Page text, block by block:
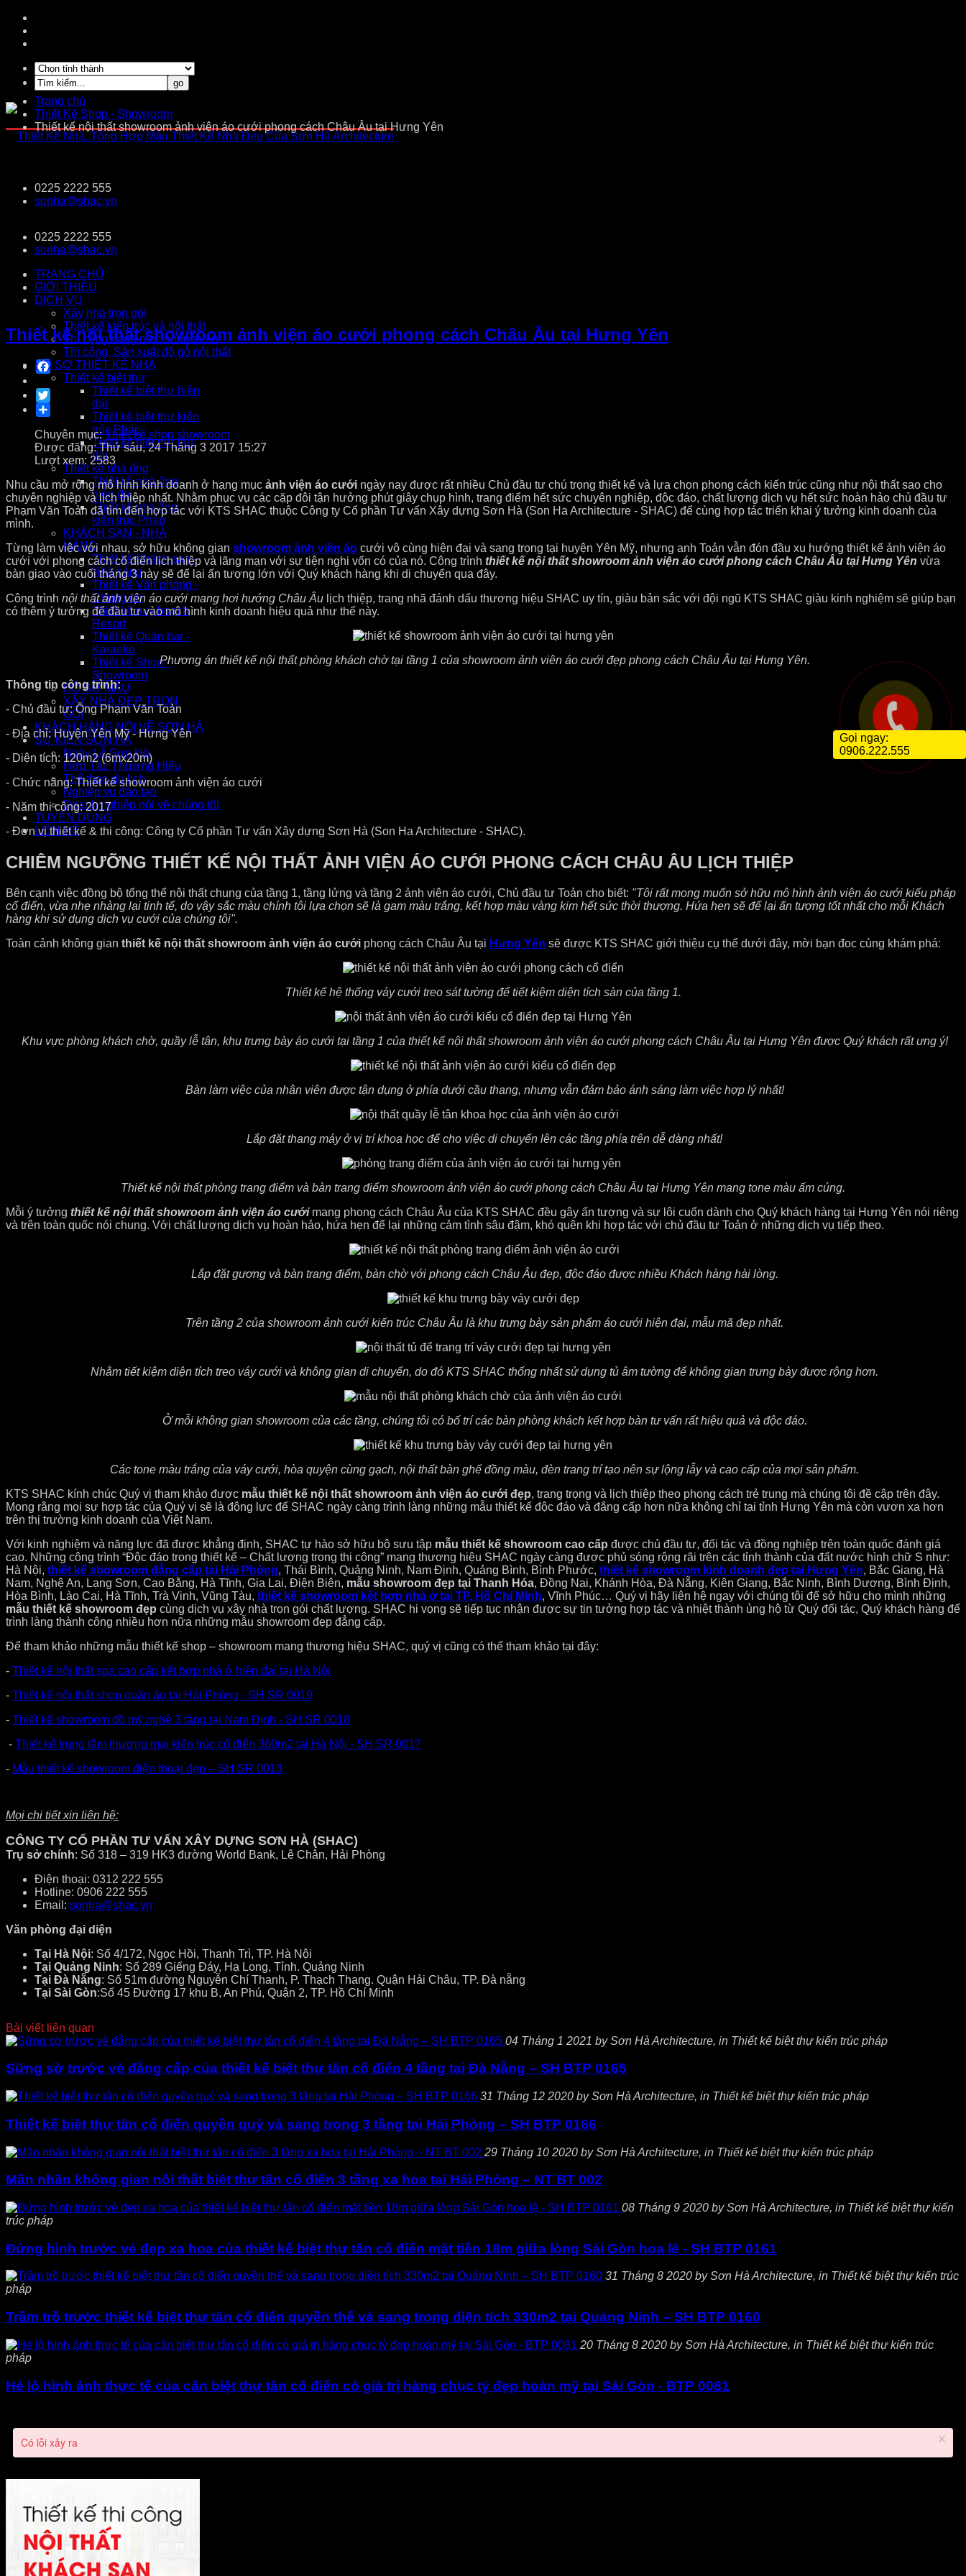
0225 2222 555
sonha@shac.vn
0225 2222 555
sonha@shac.vn
TRANG CHỦ
GIỚI THIỆU
DỊCH VỤ
Xây nhà trọn gói
Thiết kế kiến trúc và nội thất
Thi công hạng mục hoàn thiện
Thi công, Sản xuất đồ gỗ nội thất
HỒ SƠ THIẾT KẾ NHÀ
Thiết kế biệt thự
Thiết kế biệt thự hiện
đại
Thiết kế biệt thự kiến
trúc Pháp
Thiết kế biệt thự lâu
đài
Thiết kế nhà ống
Thiết kế nhà ống
hiện đại
Thiết kế nhà ống
kiến trúc Pháp
KHÁCH SẠN - NHÀ
HÀNG
Thiết kế Khách sạn -
Nhà hàng
Thiết kế Văn phòng -
Chung cư
Thiết kế quy hoạch
Resort
Thiết kế Quán bar -
Karaoke
Thiết kế Shop -
Showroom
HỒ SƠ MẪU
XÂY NHÀ ĐẸP TRỌN
GÓI
KHÁCH HÀNG NÓI VỀ SƠN HÀ
SỰ KIỆN SƠN HÀ
Ngày Lễ Sơn Hà
Hợp Tác Thương Hiệu
Thể thao du lịch
Nghiệp vụ đào tạo
Doanh nghiệp nói về chúng tôi
TUYỂN DỤNG
LIÊN HỆ
Trang chủ
Thiết Kế Shop - Showroom
Thiết kế nội thất showroom ảnh viện áo cưới phong cách Châu Âu tại Hưng Yên
Thiết kế nội thất showroom ảnh viện áo cưới phong cách Châu Âu tại Hưng Yên
Facebook
Twitter
Chuyên mục:Thiết kế shop showroom
Được đăng: Thứ sáu, 24 Tháng 3 2017 15:27
Lượt xem: 2583
Nhu cầu mở rộng mô hình kinh doanh ở hạng mục ảnh viện áo cưới ngày nay được rất nhiều Chủ đầu tư chú trọng thiết kế và lựa chọn phong cách kiến trúc cũng như nội thất sao cho
chuyên nghiệp và lịch thiệp nhất. Nhằm phục vụ các cặp đôi tận hưởng phút giây chụp hình, trang điểm hết sức chuyên nghiệp, độc đáo, chất lượng dịch vụ hết sức hoàn hảo chủ đầu tư
Phạm Văn Toản đã tìm đến hợp tác với KTS SHAC thuộc Công ty Cổ phần Tư vấn Xây dựng Sơn Hà (Son Ha Architecture - SHAC) để cùng hợp tác triển khai ý tưởng kinh doanh của
mình.
Từng làm việc với nhau, sở hữu không gian showroom ảnh viện áo cưới vô cùng hiện đại và sang trọng tại huyện Yên Mỹ, nhưng anh Toản vẫn đón đầu xu hướng thiết kế ảnh viện áo
cưới với phong cách cổ điển lịch thiệp và lãng mạn với sự tiện nghi vốn có của nó. Công trình thiết kế nội thất showroom ảnh viện áo cưới phong cách Châu Âu tại Hưng Yên vừa
bàn giao vào cuối tháng 3 này sẽ để lại ấn tượng lớn với Quý khách hàng khi di chuyển qua đây.
Công trình nội thất ảnh viện áo cưới mang hơi hướng Châu Âu lịch thiệp, trang nhã đánh dấu thương hiệu SHAC uy tín, giàu bản sắc với đội ngũ KTS SHAC giàu kinh nghiệm sẽ giúp bạn
có thêm ý tưởng để đầu tư vào mô hình kinh doanh hiệu quả như thế này.
Phương án thiết kế nội thất phòng khách chờ tại tầng 1 của showroom ảnh viên áo cưới đẹp phong cách Châu Âu tại Hưng Yên.
Thông tin công trình:
- Chủ đầu tư: Ông Phạm Văn Toản
- Địa chỉ: Huyện Yên Mỹ - Hưng Yên
- Diện tích: 120m2 (6mx20m)
- Chức năng: Thiết kế showroom ảnh viện áo cưới
- Năm thi công: 2017
- Đơn vị thiết kế & thi công: Công ty Cổ phần Tư vấn Xây dựng Sơn Hà (Son Ha Architecture - SHAC).
CHIÊM NGƯỠNG THIẾT KẾ NỘI THẤT ẢNH VIỆN ÁO CƯỚI PHONG CÁCH CHÂU ÂU LỊCH THIỆP
Bên cạnh việc đồng bộ tổng thể nội thất chung của tầng 1, tầng lửng và tầng 2 ảnh viện áo cưới, Chủ đầu tư Toản cho biết: "Tôi rất mong muốn sở hữu mô hình ảnh viện áo cưới kiểu pháp
cổ điển, vừa nhẹ nhàng lại tinh tế, do vậy sắc màu chính tôi lựa chọn sẽ là gam màu trắng, kết hợp màu vàng kim hết sức thời thượng. Hứa hẹn sẽ để lại ấn tượng tốt nhất cho mỗi Khách
hàng khi sử dụng dịch vụ cưới của chúng tôi".
Toàn cảnh không gian thiết kế nội thất showroom ảnh viện áo cưới phong cách Châu Âu tại Hưng Yên sẽ được KTS SHAC giới thiệu cụ thể dưới đây, mời bạn đoc cùng khám phá:
Thiết kế hệ thống váy cưới treo sát tường để tiết kiệm diện tích sàn của tầng 1.
Khu vực phòng khách chờ, quầy lễ tân, khu trưng bày áo cưới tại tầng 1 của thiết kế nội thất showroom ảnh viện áo cưới phong cách Châu Âu tại Hưng Yên được Quý khách rất ưng ý!
Bàn làm việc của nhân viên được tận dụng ở phía dưới cầu thang, nhưng vẫn đảm bảo ánh sáng làm việc hợp lý nhất!
Lắp đặt thang máy ở vị trí khoa học để cho việc di chuyển lên các tầng phía trên dễ dàng nhất!
Thiết kế nội thất phòng trang điểm và bàn trang điểm showroom ảnh viện áo cưới phong cách Châu Âu tại Hưng Yên mang tone màu ấm cúng.
Mỗi ý tưởng thiết kế nội thất showroom ảnh viện áo cướimang phong cách Châu Âu của KTS SHAC đều gây ấn tượng và sự lôi cuốn dành cho Quý khách hàng tại Hưng Yên nói riêng
và trên toàn quốc nói chung. Với chất lượng dịch vụ hoàn hảo, hứa hẹn để lại những cảm tình sâu đậm, khó quên khi hợp tác với chủ đầu tư Toản ở những dịch vụ tiếp theo.
Lắp đặt gương và bàn trang điểm, bàn chờ với phong cách Châu Âu đẹp, độc đáo được nhiều Khách hàng hài lòng.
Trên tầng 2 của showroom ảnh cưới kiến trúc Châu Âu là khu trưng bày sản phẩm áo cưới hiện đại, mẫu mã đẹp nhất.
Nhằm tiết kiệm diện tích treo váy cưới và không gian di chuyển, do đó KTS SHAC thống nhất sử dụng tủ âm tường để không gian trưng bày được rộng hơn.
Ở mỗi không gian showroom của các tầng, chúng tôi có bố trí các bàn phòng khách kết hợp bàn tư vấn rất hiệu quả và độc đáo.
Các tone màu trắng của váy cưới, hòa quyện cùng gạch, nội thất bàn ghế đồng màu, đèn trang trí tạo nên sự lộng lẫy và cao cấp của mọi sản phẩm.
KTS SHAC kính chúc Quý vị tham khảo được mẫu thiết kế nội thất showroom ảnh viện áo cưới đẹp, trang trọng và lịch thiệp theo phong cách trẻ trung mà chúng tôi đề cập trên đây.
Mong rằng mọi sự hợp tác của Quý vị sẽ là động lực để SHAC ngày càng trình làng những mẫu thiết kế độc đáo và đắng cấp hơn nữa không chỉ tại tỉnh Hưng Yên mà còn vươn xa hơn
trên thị trường kinh doanh của Việt Nam.
Với kinh nghiệm và năng lực đã được khẳng định, SHAC tự hào sở hữu bộ sưu tập mẫu thiết kế showroom cao cấp được chủ đầu tư, đối tác và đồng nghiệp trên toàn quốc đánh giá
cao. Những công trình “Độc đáo trong thiết kế – Chất lượng trong thi công” mang thương hiệu SHAC ngày càng được phủ sóng rộng rãi trên các tỉnh thành của đất nước hình chữ S như:
Hà Nội, thiết kế showroom đẳng cấp tại Hải Phòng, Thái Bình, Quảng Ninh, Nam Định, Quảng Bình, Bình Phước, thiết kế showroom kinh doanh đẹp tại Hưng Yên, Bắc Giang, Hà
Nam, Nghệ An, Lạng Sơn, Cao Bằng, Hà Tĩnh, Gia Lai, Điện Biên, mẫu showroom đẹp tại Thanh Hóa, Đồng Nai, Khánh Hòa, Đà Nẵng, Kiên Giang, Bắc Ninh, Bình Dương, Bình Định,
Hòa Bình, Lào Cai, Hà Tĩnh, Trà Vinh, Vũng Tàu, thiết kế showroom kết hợp nhà ở tại TP. Hồ Chí Minh, Vĩnh Phúc… Quý vị hãy liên hệ ngay với chúng tôi để sở hữu cho mình những
mẫu thiết kế showroom đẹp cùng dịch vụ xây nhà trọn gói chất lượng. SHAC hi vọng sẽ tiếp tục nhận được sự tin tưởng hợp tác và nhiệt thành ủng hộ từ Quý đối tác, Quý khách hàng để
trình làng thành công nhiều hơn nữa những mẫu showroom đẹp đẳng cấp.
Để tham khảo những mẫu thiết kế shop – showroom mang thương hiệu SHAC, quý vị cũng có thể tham khảo tại đây:
- Thiết kế nội thất spa cao cấp kết hợp nhà ở hiện đại tại Hà Nội
- Thiết kế nội thất shop quần áo tại Hải Phòng - SH SR 0019
- Thiết kế showroom đồ mỹ nghệ 3 tầng tại Nam Định - SH SR 0018
- Thiết kế trung tâm thương mại kiến trúc cổ điển 360m2 tại Hà Nội - SH SR 0017
- Mẫu thiết kế showroom điện thoại đẹp – SH SR 0013
Mọi chi tiết xin liên hệ:
CÔNG TY CỔ PHẦN TƯ VẤN XÂY DỰNG SƠN HÀ (SHAC)
Trụ sở chính: Số 318 – 319 HK3 đường World Bank, Lê Chân, Hải Phòng
Điện thoại: 0312 222 555
Hotline: 0906 222 555
Email: sonha@shac.vn
Văn phòng đại diện
Tại Hà Nội: Số 4/172, Ngọc Hồi, Thanh Trì, TP. Hà Nội
Tại Quảng Ninh: Số 289 Giếng Đáy, Hạ Long, Tỉnh. Quảng Ninh
Tại Đà Nẵng: Số 51m đường Nguyễn Chí Thanh, P. Thạch Thang. Quận Hải Châu, TP. Đà nẵng
Tại Sài Gòn:Số 45 Đường 17 khu B, An Phú, Quận 2, TP. Hồ Chí Minh
Bài viết liên quan
04 Tháng 1 2021 by Sơn Hà Architecture, in Thiết kế biệt thự kiến trúc pháp
Sững sờ trước vẻ đẳng cấp của thiết kế biệt thự tân cổ điển 4 tầng tại Đà Nẵng – SH BTP 0165
31 Tháng 12 2020 by Sơn Hà Architecture, in Thiết kế biệt thự kiến trúc pháp
Thiết kế biệt thự tân cổ điển quyền quý và sang trọng 3 tầng tại Hải Phòng – SH BTP 0166
29 Tháng 10 2020 by Sơn Hà Architecture, in Thiết kế biệt thự kiến trúc pháp
Mãn nhãn không gian nội thất biệt thự tân cổ điển 3 tầng xa hoa tại Hải Phòng – NT BT 002
08 Tháng 9 2020 by Sơn Hà Architecture, in Thiết kế biệt thự kiến
trúc pháp
Đứng hình trước vẻ đẹp xa hoa của thiết kế biệt thự tân cổ điển mặt tiền 18m giữa lòng Sài Gòn hoa lệ - SH BTP 0161
31 Tháng 8 2020 by Sơn Hà Architecture, in Thiết kế biệt thự kiến trúc
pháp
Trầm trồ trước thiết kế biệt thự tân cổ điển quyền thế và sang trọng diện tích 330m2 tại Quảng Ninh – SH BTP 0160
20 Tháng 8 2020 by Sơn Hà Architecture, in Thiết kế biệt thự kiến trúc
pháp
Hé lộ hình ảnh thực tế của căn biệt thự tân cổ điển có giá trị hàng chục tỷ đẹp hoàn mỹ tại Sài Gòn - BTP 0081
Có lỗi xảy ra
Gọi ngay:
0906.222.555